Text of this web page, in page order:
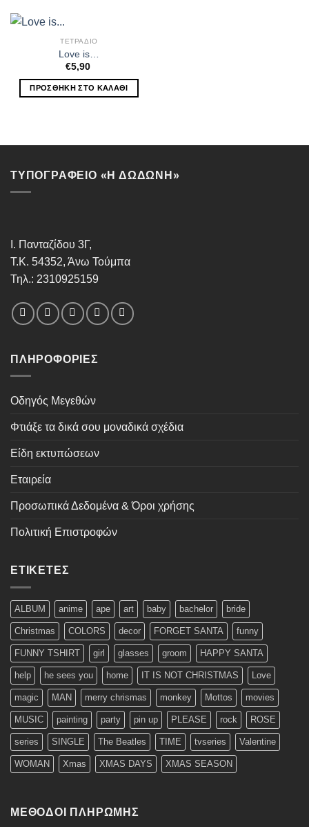
ΤΕΤΡΑΔΙΟ
Love is…
€5,90
ΠΡΟΣΘΉΚΗ ΣΤΟ ΚΑΛΆΘΙ
ΤΥΠΟΓΡΑΦΕΙΟ «Η ΔΩΔΩΝΗ»
Ι. Πανταζίδου 3Γ,
Τ.Κ. 54352, Άνω Τούμπα
Τηλ.: 2310925159
ΠΛΗΡΟΦΟΡΊΕΣ
Οδηγός Μεγεθών
Φτιάξε τα δικά σου μοναδικά σχέδια
Είδη εκτυπώσεων
Εταιρεία
Προσωπικά Δεδομένα & Όροι χρήσης
Πολιτική Επιστροφών
ΕΤΙΚΈΤΕΣ
ALBUM anime ape art baby bachelor bride
Christmas COLORS decor FORGET SANTA funny
FUNNY TSHIRT girl glasses groom HAPPY SANTA
help he sees you home IT IS NOT CHRISTMAS Love
magic MAN merry chrismas monkey Mottos movies
MUSIC painting party pin up PLEASE rock ROSE
series SINGLE The Beatles TIME tvseries Valentine
WOMAN Xmas XMAS DAYS XMAS SEASON
ΜΈΘΟΔΟΙ ΠΛΗΡΩΜΉΣ